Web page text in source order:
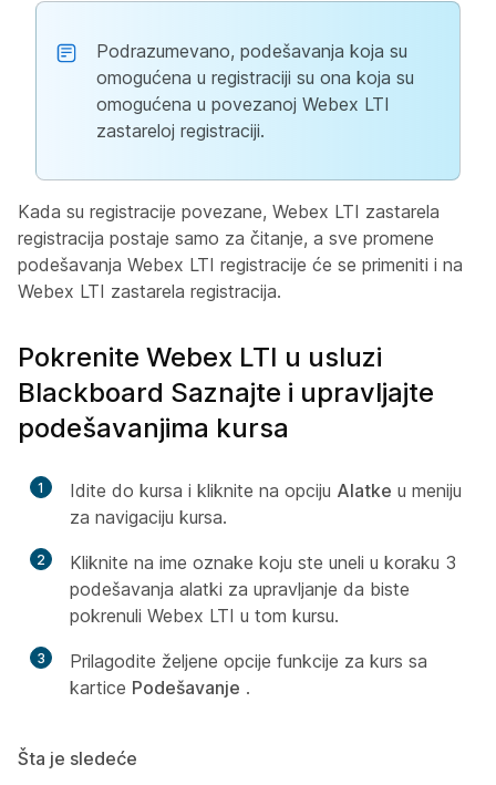
Podrazumevano, podešavanja koja su
omogućena u registraciji su ona koja su
omogućena u povezanoj Webex LTI
zastareloj registraciji.
Kada su registracije povezane, Webex LTI zastarela
registracija postaje samo za čitanje, a sve promene
podešavanja Webex LTI registracije će se primeniti i na
Webex LTI zastarela registracija.
Pokrenite Webex LTI u usluzi
Blackboard Saznajte i upravljajte
podešavanjima kursa
1 Idite do kursa i kliknite na opciju Alatke u meniju
za navigaciju kursa.
2
Kliknite na ime oznake koju ste uneli u koraku 3
podešavanja alatki za upravljanje da biste
pokrenuli Webex LTI u tom kursu.
3
Prilagodite željene opcije funkcije za kurs sa
kartice Podešavanje .
Šta je sledeće